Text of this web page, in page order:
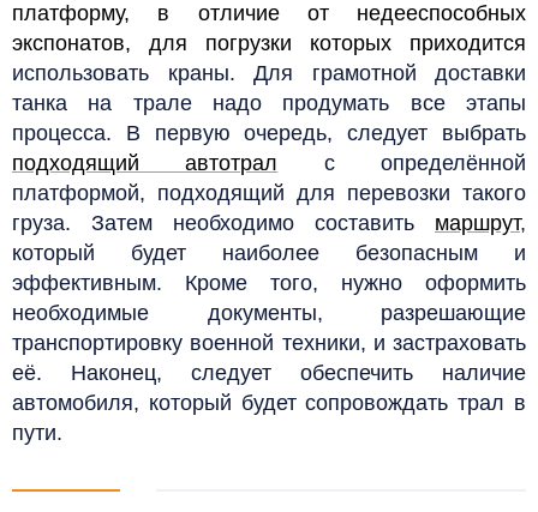
платформу, в отличие от недееспособных
экспонатов, для погрузки которых приходится
использовать краны. Для грамотной доставки
танка на трале надо продумать все этапы
процесса. В первую очередь, следует выбрать
подходящий автотрал с определённой
платформой, подходящий для перевозки такого
груза. Затем необходимо составить маршрут,
который будет наиболее безопасным и
эффективным. Кроме того, нужно оформить
необходимые документы, разрешающие
транспортировку военной техники, и застраховать
её. Наконец, следует обеспечить наличие
автомобиля, который будет сопровождать трал в
пути.